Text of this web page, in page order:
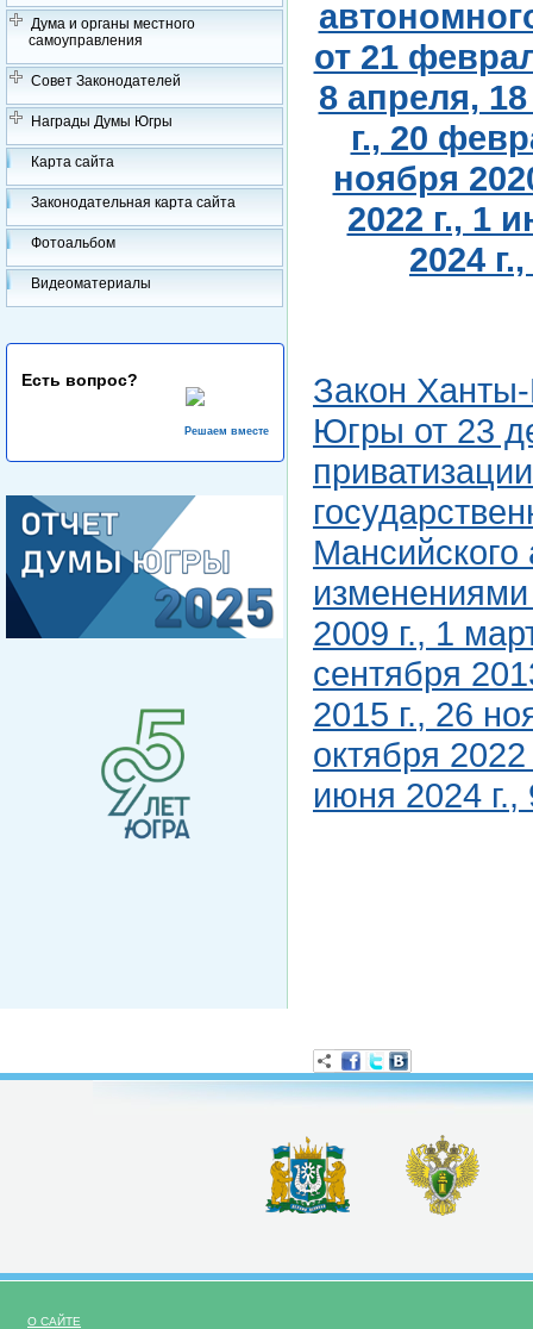
Дума и органы местного
самоуправления
Совет Законодателей
Награды Думы Югры
Карта сайта
Законодательная карта сайта
Фотоальбом
Видеоматериалы
Есть вопрос?
Решаем вместе
от 21
8 апреля,
г., 20
ноября
2022 г., 1
2024
Закон Ханты-
Югры от 23
2009 г., 1
сентября
2015 г., 26
октября
июня 2024 г.,
О САЙТЕ